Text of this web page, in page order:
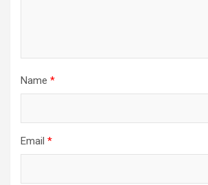
Name *
Email *